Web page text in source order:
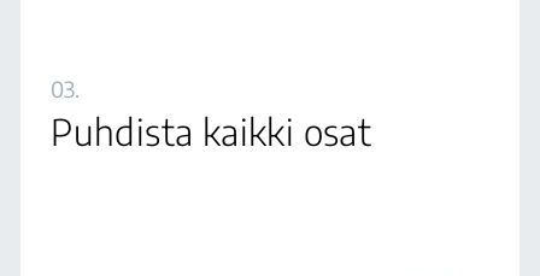
03.
Puhdista kaikki osat